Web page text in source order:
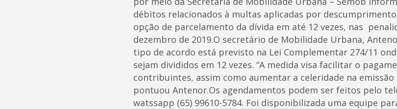
débitos relacionados à multas aplicadas por
opção de parcelamento da dívida em até 12 vezes, nas
dezembro de 2019.O secretário de Mobilidade Urbana,
tipo de acordo está previsto na Lei Complementar 274/11
sejam divididos em 12 vezes. “A medida visa facilitar o
contribuintes, assim como aumentar a celeridade na emissão
pontuou Antenor.Os agendamentos podem ser feitos pelo
watssapp (65) 99610-5784. Foi disponibilizada uma equipe